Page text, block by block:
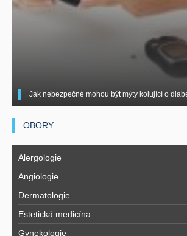
Jak nebezpečné mohou být mýty kolující o
OBORY
Alergologie
Angiologie
Dermatologie
Estetická medicína
Gynekologie